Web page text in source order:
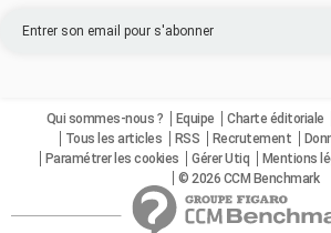
Qui sommes-nous ? Equipe Charte éditoriale
Tous les articles
RSS Recrutement
Paramétrer les cookies
Gérer Utiq Mentions
© 2026 CCM Benchmark